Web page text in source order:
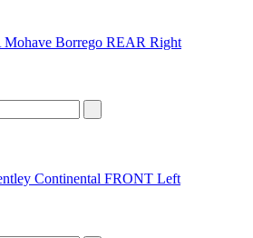
Borrego REAR Right
Continental FRONT Left